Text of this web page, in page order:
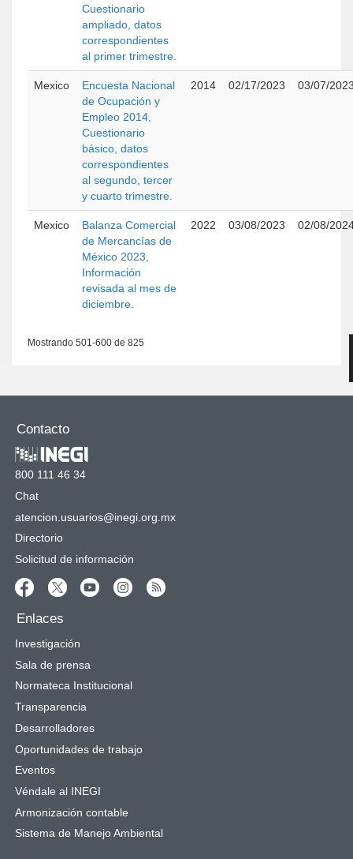
Cuestionario
ampliado, datos
correspondientes
al primer trimestre.
Mexico
Encuesta Nacional
de Ocupación y
Empleo 2014,
Cuestionario
básico, datos
correspondientes
al segundo, tercer
y cuarto trimestre.
2014 02/17/2023 03/07/
Mexico
Balanza Comercial
de Mercancías de
México 2023,
Información
revisada al mes de
diciembre.
2022 03/08/2023 02/08/
Mostrando 501-600 de 825
Contacto
800 111 46 34
Chat
atencion.usuarios@inegi.org.mx
Directorio
Solicitud de información
Enlaces
Investigación
Sala de prensa
Normateca Institucional
Transparencia
Desarrolladores
Oportunidades de trabajo
Eventos
Véndale al INEGI
Armonización contable
Sistema de Manejo Ambiental